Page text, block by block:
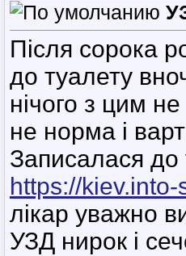
Після сорока
до туалету
нічого з цим
не норма і
Записалася до
https://
лікар уважно
УЗД нирок і